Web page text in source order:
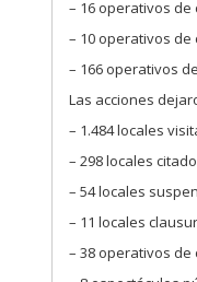
– 16 operativos
– 10 operativos
– 166 operativos
Las acciones
– 1.484 locales
– 298 locales
– 54 locales
– 11 locales
– 38 operativos